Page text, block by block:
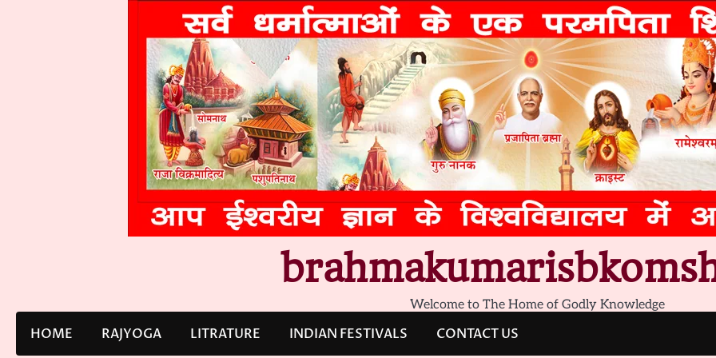
Welcome to The Home of Godly Knowledge
HOME RAJYOGA LITRATURE INDIAN FESTIVALS CONTACT US